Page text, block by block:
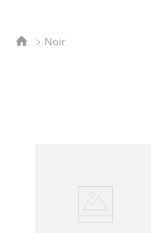
Noir
7
travesseiro